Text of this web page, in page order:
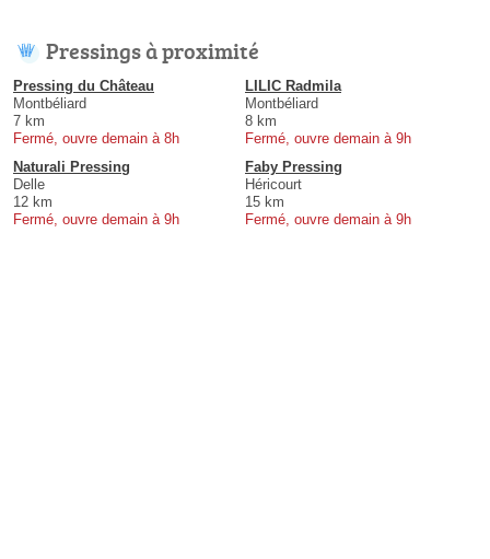
Pressings à proximité
Pressing du Château
Montbéliard
7 km
Fermé, ouvre demain à 8h
LILIC Radmila
Montbéliard
8 km
Fermé, ouvre demain à 9h
Naturali Pressing
Delle
12 km
Fermé, ouvre demain à 9h
Faby Pressing
Héricourt
15 km
Fermé, ouvre demain à 9h